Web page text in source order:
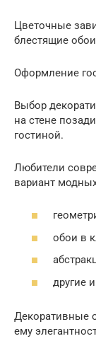
Цветочные
блестящие
Оформление
Выбор
на стене
гостиной.
Любители
вариант
обои в
другие
Декоративные
ему